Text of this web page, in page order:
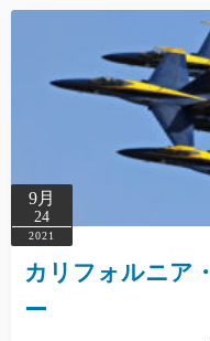
9月
24
2021
カリフォルニア
ー